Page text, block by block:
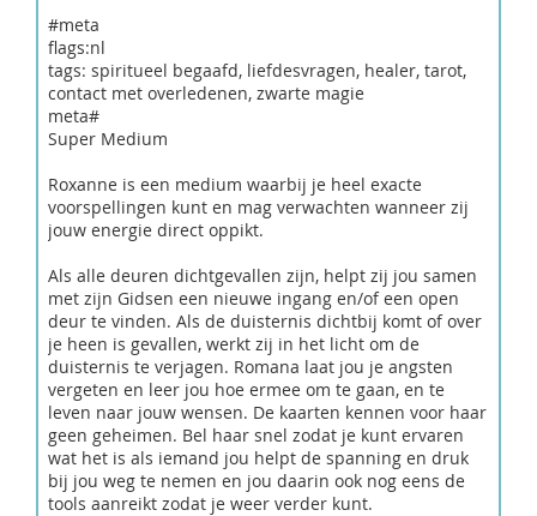
#meta
flags:nl
tags: spiritueel begaafd, liefdesvragen, healer, tarot,
contact met overledenen, zwarte magie
meta#
Super Medium
Roxanne is een medium waarbij je heel exacte
voorspellingen kunt en mag verwachten wanneer zij
jouw energie direct oppikt.
Als alle deuren dichtgevallen zijn, helpt zij jou samen
met zijn Gidsen een nieuwe ingang en/of een open
deur te vinden. Als de duisternis dichtbij komt of over
je heen is gevallen, werkt zij in het licht om de
duisternis te verjagen. Romana laat jou je angsten
vergeten en leer jou hoe ermee om te gaan, en te
leven naar jouw wensen. De kaarten kennen voor haar
geen geheimen. Bel haar snel zodat je kunt ervaren
wat het is als iemand jou helpt de spanning en druk
bij jou weg te nemen en jou daarin ook nog eens de
tools aanreikt zodat je weer verder kunt.